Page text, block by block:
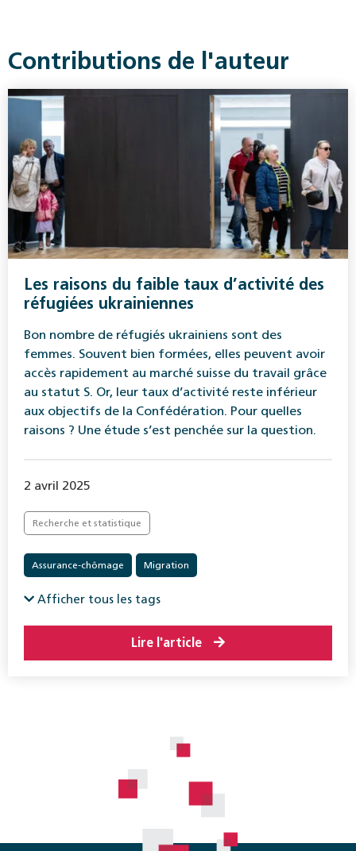
Contributions de l'auteur
Les raisons du faible taux d’activité des
réfugiées ukrainiennes
Bon nombre de réfugiés ukrainiens sont des
femmes. Souvent bien formées, elles peuvent avoir
accès rapidement au marché suisse du travail grâce
au statut S. Or, leur taux d’activité reste inférieur
aux objectifs de la Confédération. Pour quelles
raisons ? Une étude s’est penchée sur la question.
2 avril 2025
Recherche et statistique
Assurance-chômage Migration
Afficher tous les tags
Lire l'article